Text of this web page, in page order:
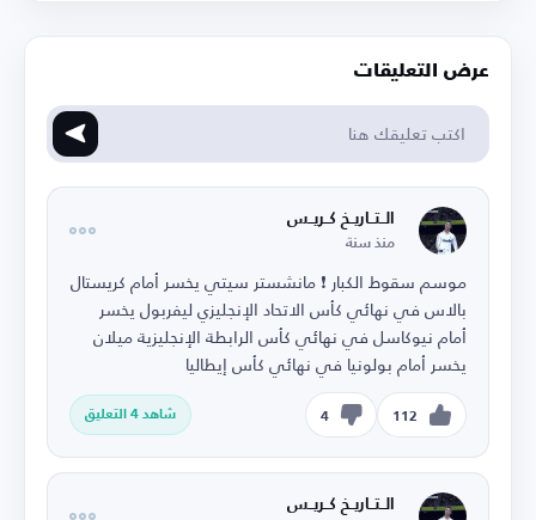
عرض التعليقات
الــتــاريــخ كــريــس
منذ سنة
موسم سقوط الكبار ❗ ‏مانشستر سيتي يخسر أمام كريستال
بالاس في نهائي كأس الاتحاد الإنجليزي ‏ليفربول يخسر
أمام نيوكاسل في نهائي كأس الرابطة الإنجليزية ‏ميلان
يخسر أمام بولونيا في نهائي كأس إيطاليا
112
4 شاهد 4 التعليق
الــتــاريــخ كــريــس